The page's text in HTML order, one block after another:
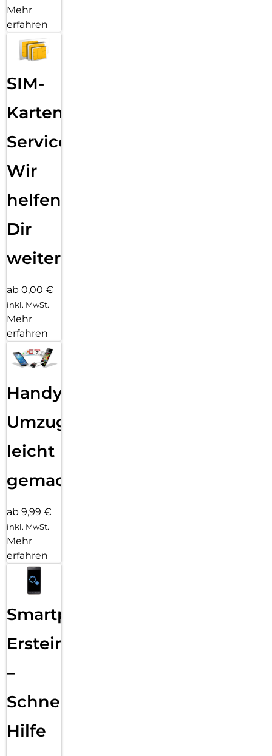
Mehr
erfahren
SIM-
Karten
Service:
Wir
helfen
Dir
weiter
ab 0,00 €
inkl. MwSt.
Mehr
erfahren
Handy
Umzug
leicht
gemacht!
ab 9,99 €
inkl. MwSt.
Mehr
erfahren
Smartphone
Ersteinrichtung
–
Schnelle
Hilfe